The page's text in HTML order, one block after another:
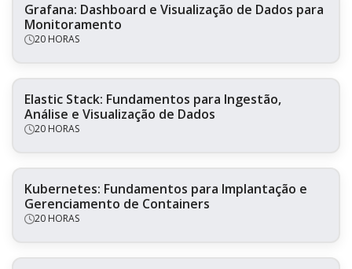
Grafana: Dashboard e Visualização de Dados para
Monitoramento
20 HORAS
Elastic Stack: Fundamentos para Ingestão,
Análise e Visualização de Dados
20 HORAS
Kubernetes: Fundamentos para Implantação e
Gerenciamento de Containers
20 HORAS